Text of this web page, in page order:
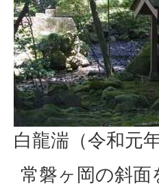
白龍湍（令和元
常磐ヶ岡の斜